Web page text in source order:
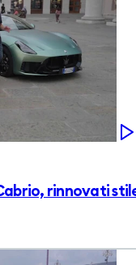
rinnovati